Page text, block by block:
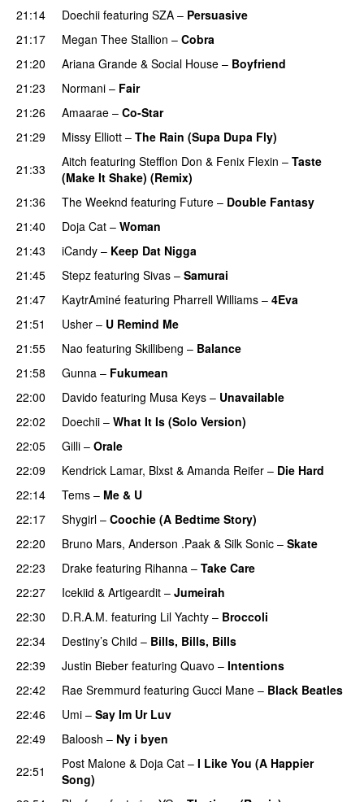
21:14
Doechii featuring SZA – Persuasive
21:17
Megan Thee Stallion – Cobra
21:20
Ariana Grande & Social House – Boyfriend
21:23
Normani – Fair
21:26
Amaarae – Co-Star
21:29
Missy Elliott – The Rain (Supa Dupa Fly)
21:33
Aitch featuring Stefflon Don & Fenix Flexin – Taste
(Make It Shake) (Remix)
21:36
The Weeknd featuring Future – Double Fantasy
21:40
Doja Cat – Woman
21:43
iCandy – Keep Dat Nigga
21:45
Stepz featuring Sivas – Samurai
21:47
KaytrAminé featuring Pharrell Williams – 4Eva
21:51 Usher – U Remind Me
21:55
Nao featuring Skillibeng – Balance
21:58 Gunna – Fukumean
22:00
Davido featuring Musa Keys – Unavailable
22:02
Doechii – What It Is (Solo Version)
22:05
Gilli – Orale
22:09
Kendrick Lamar, Blxst & Amanda Reifer – Die Hard
22:14
Tems – Me & U
22:17 Shygirl – Coochie (A Bedtime Story)
22:20
Bruno Mars, Anderson .Paak & Silk Sonic – Skate
22:23
Drake featuring Rihanna – Take Care
22:27 Icekiid & Artigeardit – Jumeirah
22:30
D.R.A.M. featuring Lil Yachty – Broccoli
22:34
Destiny’s Child – Bills, Bills, Bills
22:39
Justin Bieber featuring Quavo – Intentions
22:42
Rae Sremmurd featuring Gucci Mane – Black Beatles
22:46
Umi – Say Im Ur Luv
22:49
Baloosh – Ny i byen
22:51
Post Malone & Doja Cat – I Like You (A Happier
Song)